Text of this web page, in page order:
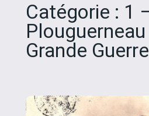
Catégorie : 1
Grande Guerre